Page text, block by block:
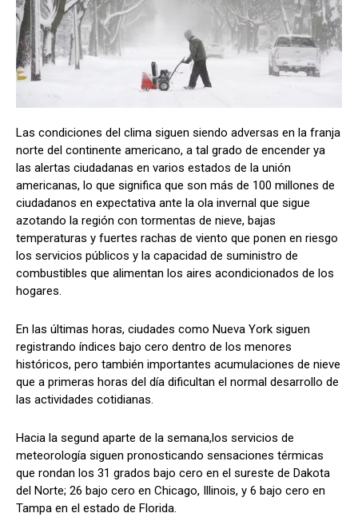
Las condiciones del clima siguen siendo adversas en la franja
norte del continente americano, a tal grado de encender ya
las alertas ciudadanas en varios estados de la unión
americanas, lo que significa que son más de 100 millones de
ciudadanos en expectativa ante la ola invernal que sigue
azotando la región con tormentas de nieve, bajas
temperaturas y fuertes rachas de viento que ponen en riesgo
los servicios públicos y la capacidad de suministro de
combustibles que alimentan los aires acondicionados de los
hogares.
En las últimas horas, ciudades como Nueva York siguen
registrando índices bajo cero dentro de los menores
históricos, pero también importantes acumulaciones de nieve
que a primeras horas del día dificultan el normal desarrollo de
las actividades cotidianas.
Hacia la segund aparte de la semana,los servicios de
meteorología siguen pronosticando sensaciones térmicas
que rondan los 31 grados bajo cero en el sureste de Dakota
del Norte; 26 bajo cero en Chicago, Illinois, y 6 bajo cero en
Tampa en el estado de Florida.